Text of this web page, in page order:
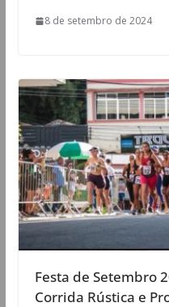
8 de setembro de 2024
Festa de Setembro
Corrida Rústica e